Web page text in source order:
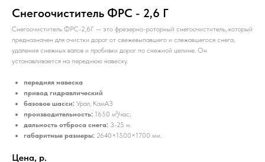
Снегоочиститель ФРС - 2,6 Г
Снегоочиститель ФРС-2,6Г — это фрезерно-роторный снегоочиститель, который
предназначен для очистки дорог от свежевыпавшего и слежавшегося снега,
удаления снежных валов и пробивки дорог по снежной целине. Он
устанавливается на переднюю навеску.
передняя навеска
привод гидравлический
базовое шасси: Урал, КамАЗ
производительность: 1650 м³/час;
дальность отброса снега: 3-25 м.
габаритные размеры: 2640×1500×1700 мм.
Цена, р.